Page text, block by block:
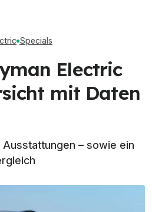
Specials
Electric
mit Daten
– sowie ein